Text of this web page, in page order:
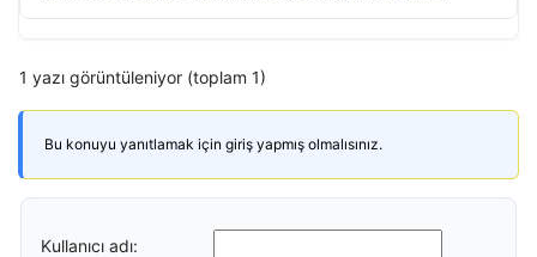
1 yazı görüntüleniyor (toplam 1)
Bu konuyu yanıtlamak için giriş yapmış olmalısınız.
Kullanıcı adı: